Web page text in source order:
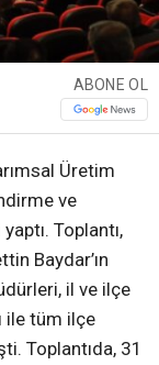
ABONE OL
Üretim
ve
Toplantı,
Baydar’ın
il ve ilçe
ile tüm ilçe
Toplantıda, 31